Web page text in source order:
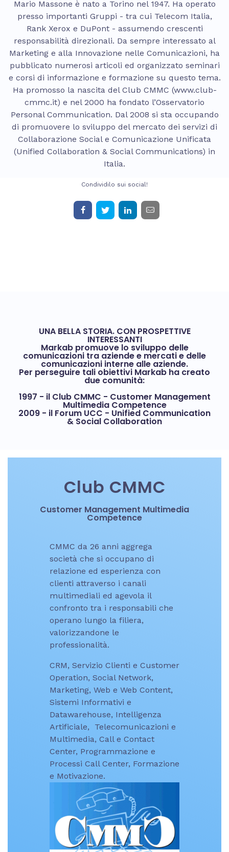
Mario Massone è nato a Torino nel 1947. Ha operato
presso importanti Gruppi - tra cui Telecom Italia,
Rank Xerox e DuPont - assumendo crescenti
responsabilità direzionali. Da sempre interessato al
Marketing e alla Innovazione nelle Comunicazioni, ha
pubblicato numerosi articoli ed organizzato seminari
e corsi di informazione e formazione su questo tema.
Ha promosso la nascita del Club CMMC (www.club-
cmmc.it) e nel 2000 ha fondato l’Osservatorio
Personal Communication. Dal 2008 si sta occupando
di promuovere lo sviluppo del mercato dei servizi di
Collaborazione Social e Comunicazione Unificata
(Unified Collaboration & Social Communications) in
Italia.
Condividilo sui social!
UNA BELLA STORIA. CON PROSPETTIVE
INTERESSANTI
Markab promuove lo sviluppo delle
comunicazioni tra aziende e mercati e delle
comunicazioni interne alle aziende.
Per perseguire tali obiettivi Markab ha creato
due comunità:
1997 - il Club CMMC - Customer Management
Multimedia Competence
2009 - il Forum UCC - Unified Communication
& Social Collaboration
Club CMMC
Customer Management Multimedia
Competence
CMMC da 26 anni aggrega
società che si occupano di
relazione ed esperienza con
clienti attraverso i canali
multimediali ed agevola il
confronto tra i responsabili che
operano lungo la filiera,
valorizzandone le
professionalità.
CRM, Servizio Clienti e Customer
Operation, Social Network,
Marketing, Web e Web Content,
Sistemi Informativi e
Datawarehouse, Intelligenza
Artificiale, Telecomunicazioni e
Multimedia, Call e Contact
Center, Programmazione e
Processi Call Center, Formazione
e Motivazione.